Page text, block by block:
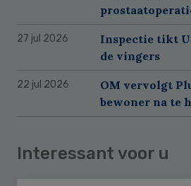
27 jul 2026
Inspectie tikt
de vingers
22 jul 2026
OM vervolgt
bewoner na te
Interessant voor u